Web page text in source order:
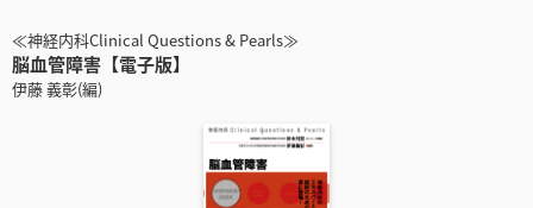
≪神経内科Clinical Questions & Pearls≫
脳血管障害【電子版】
伊藤 義彰(編)